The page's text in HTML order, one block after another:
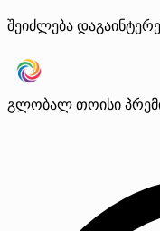
შეიძლება
გლობალ თოისი